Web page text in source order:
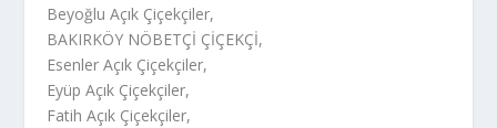
Beyoğlu Açık Çiçekçiler,
BAKIRKÖY NÖBETÇİ ÇİÇEKÇİ,
Esenler Açık Çiçekçiler,
Eyüp Açık Çiçekçiler,
Fatih Açık Çiçekçiler,